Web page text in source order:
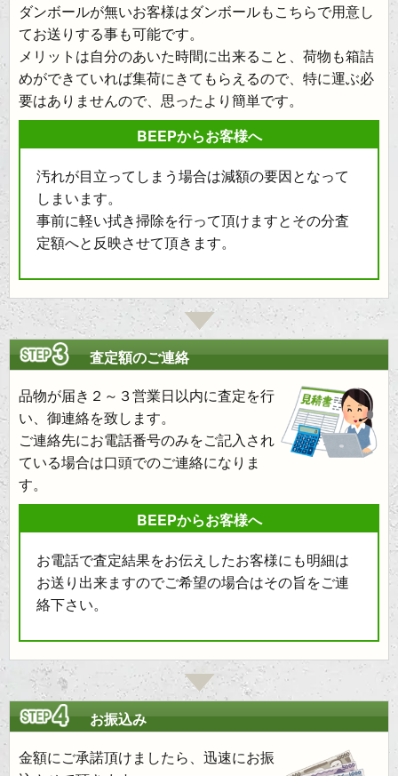
ダンボールが無いお客様はダンボールもこちらで用意し
てお送りする事も可能です。
メリットは自分のあいた時間に出来ること、荷物も箱詰
めができていれば集荷にきてもらえるので、特に運ぶ必
要はありませんので、思ったより簡単です。
BEEPからお客様へ
汚れが目立ってしまう場合は減額の要因となって
しまいます。
事前に軽い拭き掃除を行って頂けますとその分査
定額へと反映させて頂きます。
査定額のご連絡
品物が届き２～３営業日以内に査定を行
い、御連絡を致します。
ご連絡先にお電話番号のみをご記入され
ている場合は口頭でのご連絡になりま
す。
BEEPからお客様へ
お電話で査定結果をお伝えしたお客様にも明細は
お送り出来ますのでご希望の場合はその旨をご連
絡下さい。
お振込み
金額にご承諾頂けましたら、迅速にお振